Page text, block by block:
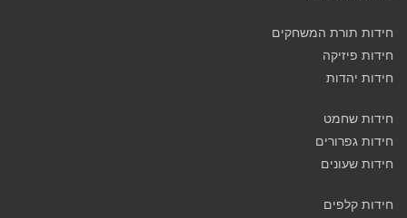
חידות תורת המשחקים
חידות פיזיקה
חידות יהדות
חידות שחמט
חידות גפרורים
חידות שעונים
חידות קלפים